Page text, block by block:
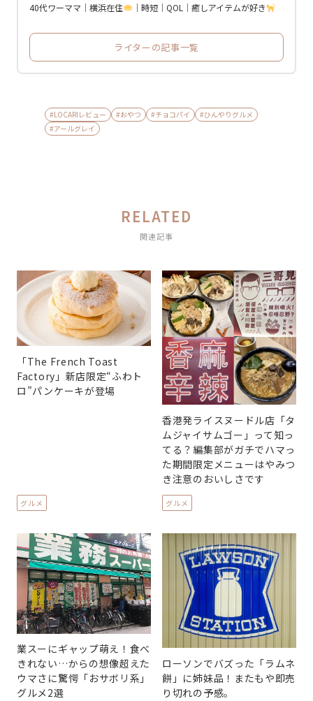
40代ワーママ｜横浜在住 ｜時短｜QOL｜癒しアイテムが好き
ライターの記事一覧
#LOCARIレビュー #おやつ #チョコパイ
#ひんやりグルメ
#アールグレイ
RELATED
関連記事
「The French Toast
Factory」新店限定“ふわト
ロ”パンケーキが登場
グルメ
香港発ライスヌードル店「タ
ムジャイサムゴー」って知っ
てる？編集部がガチでハマっ
た期間限定メニューはやみつ
き注意のおいしさです
グルメ
業スーにギャップ萌え！食べ
きれない…からの想像超えた
ウマさに驚愕「おサボリ系」
グルメ2選
ローソンでバズった「ラムネ
餅」に姉妹品！またもや即売
り切れの予感。